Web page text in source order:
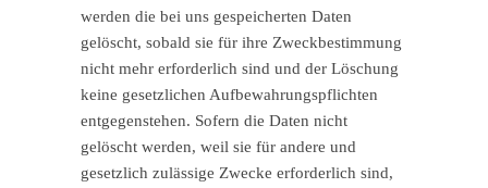
werden die bei uns gespeicherten Daten
gelöscht, sobald sie für ihre Zweckbestimmung
nicht mehr erforderlich sind und der Löschung
keine gesetzlichen Aufbewahrungspflichten
entgegenstehen. Sofern die Daten nicht
gelöscht werden, weil sie für andere und
gesetzlich zulässige Zwecke erforderlich sind,